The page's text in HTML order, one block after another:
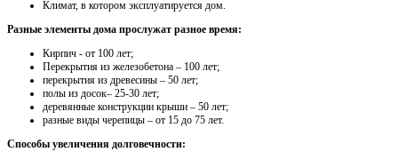
Климат, в котором эксплуатируется дом.
Разные элементы дома прослужат разное время:
Кирпич - от 100 лет;
Перекрытия из железобетона – 100 лет;
перекрытия из древесины – 50 лет;
полы из досок– 25-30 лет;
деревянные конструкции крыши – 50 лет;
разные виды черепицы – от 15 до 75 лет.
Способы увеличения долговечности: